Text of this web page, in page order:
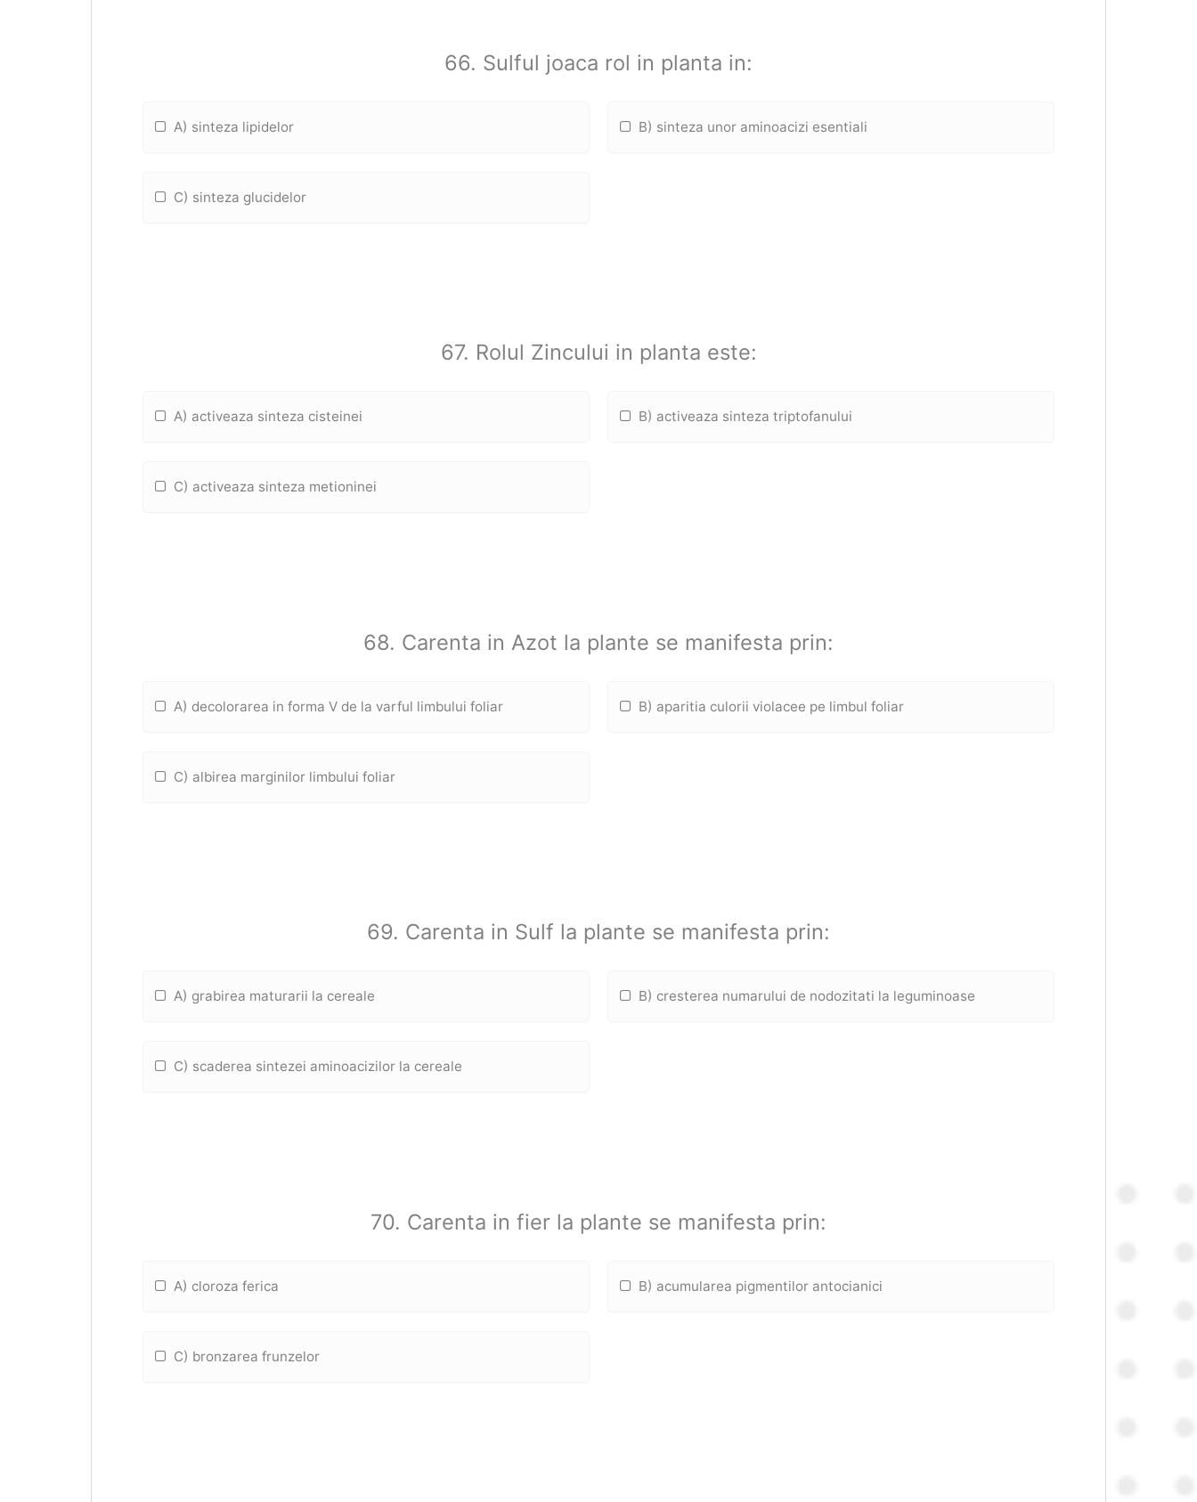
66. Sulful joaca rol in planta in:
A) sinteza lipidelor B) sinteza unor aminoacizi esentiali
C) sinteza glucidelor
67. Rolul Zincului in planta este:
A) activeaza sinteza cisteinei B) activeaza sinteza triptofanului
C) activeaza sinteza metioninei
68. Carenta in Azot la plante se manifesta prin:
A) decolorarea in forma V de la varful limbului foliar B) aparitia culorii violacee pe limbul foliar
C) albirea marginilor limbului foliar
69. Carenta in Sulf la plante se manifesta prin:
A) grabirea maturarii la cereale B) cresterea numarului de nodozitati la leguminoase
C) scaderea sintezei aminoacizilor la cereale
70. Carenta in fier la plante se manifesta prin:
A) cloroza ferica B) acumularea pigmentilor antocianici
C) bronzarea frunzelor